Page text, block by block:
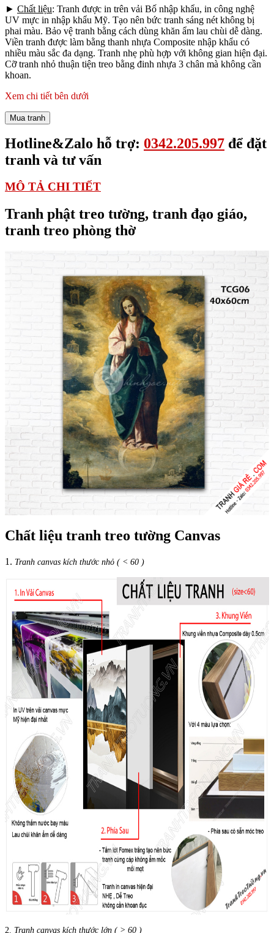
► Chất liệu: Tranh được in trên vải Bố nhập khẩu, in công nghệ
UV mực in nhập khẩu Mỹ. Tạo nên bức tranh sáng nét không bị
phai màu. Bảo vệ tranh bằng cách dùng khăn ẩm lau chùi dễ dàng.
Viền tranh được làm bằng thanh nhựa Composite nhập khẩu có
nhiều màu sắc đa dạng. Tranh nhẹ phù hợp với không gian hiện đại.
Cỡ tranh nhỏ thuận tiện treo bằng đinh nhựa 3 chân mà không cần
khoan.
Xem chi tiết bên dưới
Mua tranh
Hotline&Zalo hỗ trợ: 0342.205.997 để đặt
tranh và tư vấn
MÔ TẢ CHI TIẾT
Tranh phật treo tường, tranh đạo giáo,
tranh treo phòng thờ
Chất liệu tranh treo tường Canvas
1. Tranh canvas kích thước nhỏ ( < 60 )
2. Tranh canvas kích thước lớn ( > 60 )